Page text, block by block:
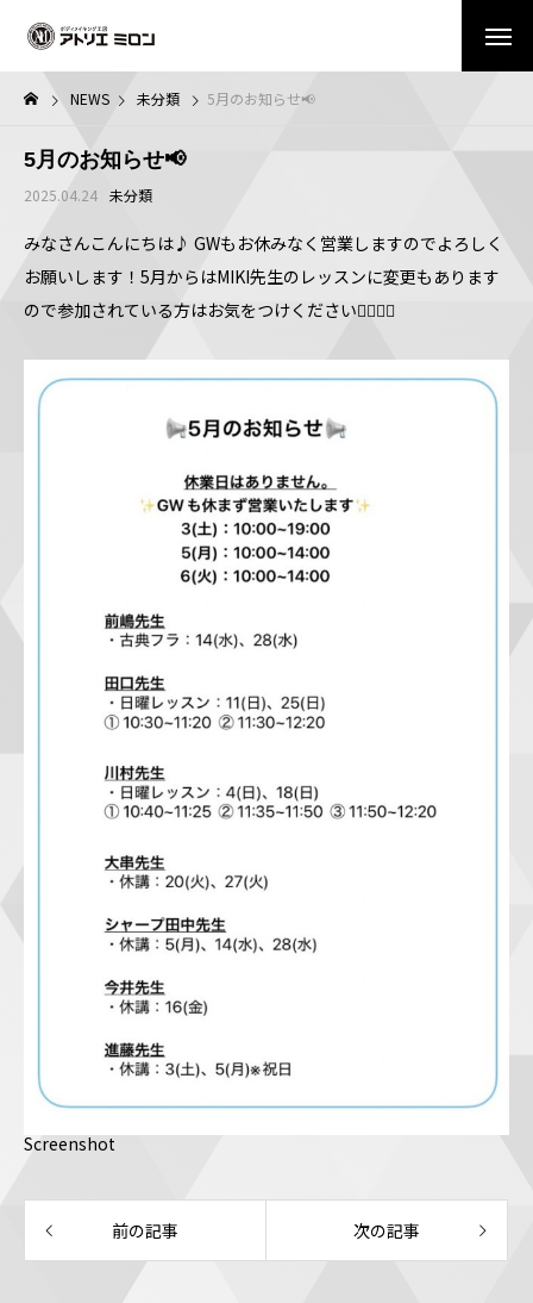
NEWS 未分類 5月のお知らせ📢
5月のお知らせ📢
2025.04.24 未分類
みなさんこんにちは♪ GWもお休みなく営業しますのでよろしく
お願いします！5月からはMIKI先生のレッスンに変更もあります
ので参加されている方はお気をつけください🏃🏻‍♀️✨
Screenshot
前の記事 次の記事